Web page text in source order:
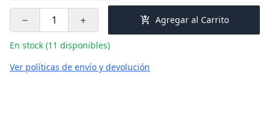
remove add add_shopping_cart Agregar al Carrito
En stock (11 disponibles)
Ver políticas de envío y devolución